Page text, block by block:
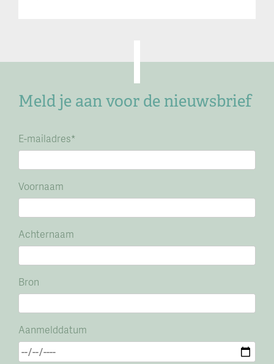
Meld je aan voor de nieuwsbrief
E-mailadres*
Voornaam
Achternaam
Bron
Aanmelddatum